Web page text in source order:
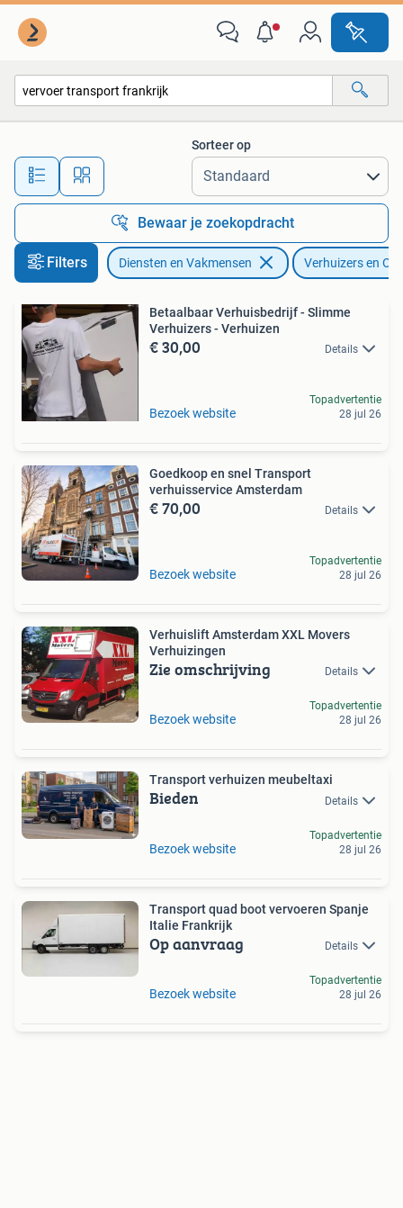
Alle afstanden…
Sorteer op
Bewaar je zoekopdracht
Filters Diensten en Vakmensen Verhuizers en
Betaalbaar Verhuisbedrijf - Slimme
Verhuizers - Verhuizen
€ 30,00 Details
Bezoek website
Topadvertentie
28 jul 26
Goedkoop en snel Transport
verhuisservice Amsterdam
€ 70,00 Details
Bezoek website
Topadvertentie
28 jul 26
Verhuislift Amsterdam XXL Movers
Verhuizingen
Zie omschrijving Details
Bezoek website
Topadvertentie
28 jul 26
Transport verhuizen meubeltaxi
Bieden Details
Bezoek website
Topadvertentie
28 jul 26
Transport quad boot vervoeren Spanje
Italie Frankrijk
Op aanvraag Details
Bezoek website
Topadvertentie
28 jul 26